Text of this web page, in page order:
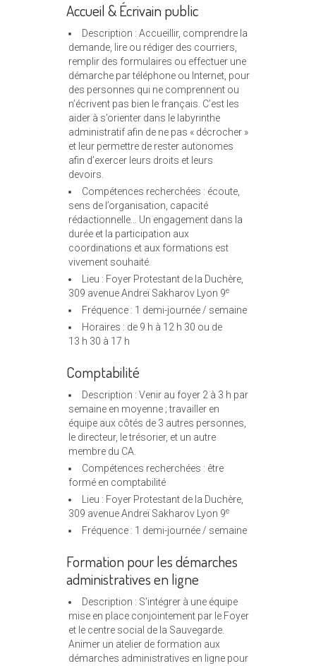
Accueil & Écrivain public
Description : Accueillir, comprendre la
demande, lire ou rédiger des courriers,
remplir des formulaires ou effectuer une
démarche par téléphone ou Internet, pour
des personnes qui ne comprennent ou
n’écrivent pas bien le français. C’est les
aider à s’orienter dans le labyrinthe
administratif afin de ne pas « décrocher »
et leur permettre de rester autonomes
afin d’exercer leurs droits et leurs
devoirs.
Compétences recherchées : écoute,
sens de l’organisation, capacité
rédactionnelle… Un engagement dans la
durée et la participation aux
coordinations et aux formations est
vivement souhaité.
Lieu : Foyer Protestant de la Duchère,
309 avenue Andreï Sakharov Lyon 9e
Fréquence : 1 demi-journée / semaine
Horaires : de 9 h à 12 h 30 ou de
13 h 30 à 17 h
Comptabilité
Description : Venir au foyer 2 à 3 h par
semaine en moyenne ; travailler en
équipe aux côtés de 3 autres personnes,
le directeur, le trésorier, et un autre
membre du CA.
Compétences recherchées : être
formé en comptabilité
Lieu : Foyer Protestant de la Duchère,
309 avenue Andreï Sakharov Lyon 9e
Fréquence : 1 demi-journée / semaine
Formation pour les démarches
administratives en ligne
Description : S’intégrer à une équipe
mise en place conjointement par le Foyer
et le centre social de la Sauvegarde.
Animer un atelier de formation aux
démarches administratives en ligne pour